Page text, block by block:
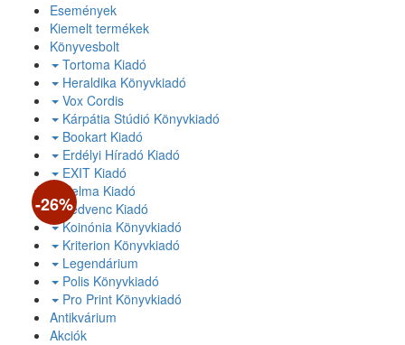
Események
Kiemelt termékek
Könyvesbolt
Tortoma Kiadó
Heraldika Könyvkiadó
Vox Cordis
Kárpátia Stúdió Könyvkiadó
Bookart Kiadó
Erdélyi Híradó Kiadó
EXIT Kiadó
Helma Kiadó
Kedvenc Kiadó
Koinónia Könyvkiadó
Kriterion Könyvkiadó
Legendárium
Polis Könyvkiadó
Pro Print Könyvkiadó
Antikvárium
Akciók
-26%